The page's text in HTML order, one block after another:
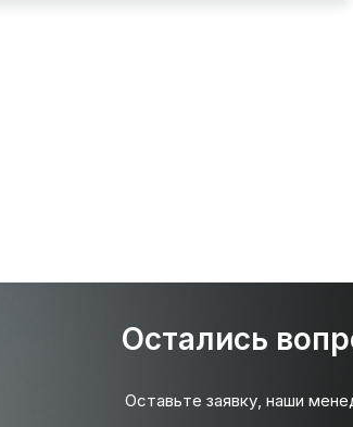
Остались
Оставьте заявку, наши